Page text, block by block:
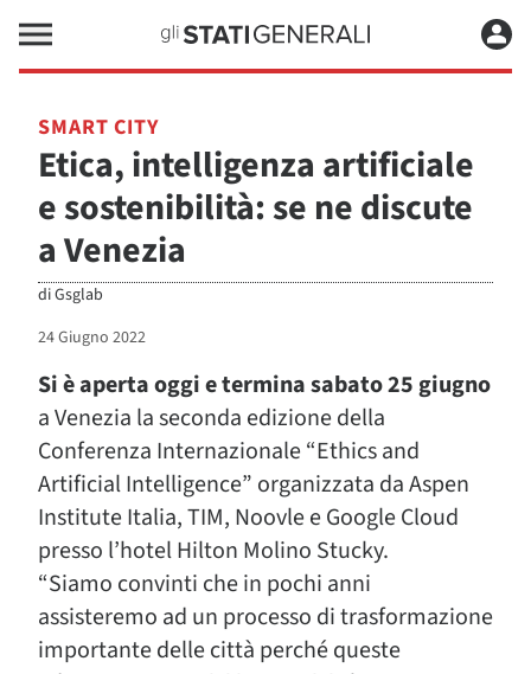
SMART CITY
Etica, intelligenza artificiale
e sostenibilità: se ne discute
a Venezia
diGsglab
24 Giugno 2022
Si è aperta oggi e termina sabato 25 giugno
a Venezia la seconda edizione della
Conferenza Internazionale “Ethics and
Artificial Intelligence” organizzata da Aspen
Institute Italia, TIM, Noovle e Google Cloud
presso l’hotel Hilton Molino Stucky.
“Siamo convinti che in pochi anni
assisteremo ad un processo di trasformazione
importante delle città perché queste